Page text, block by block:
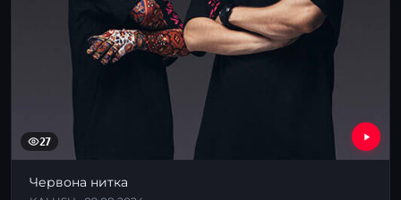
27
Червона нитка